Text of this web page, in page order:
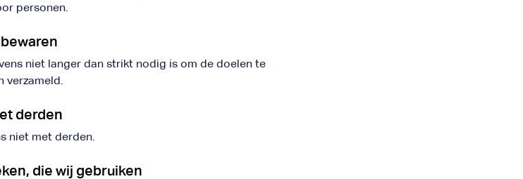
personen.
niet langer dan strikt nodig is om de doelen te
verzameld.
derden
niet met derden.
die wij gebruiken